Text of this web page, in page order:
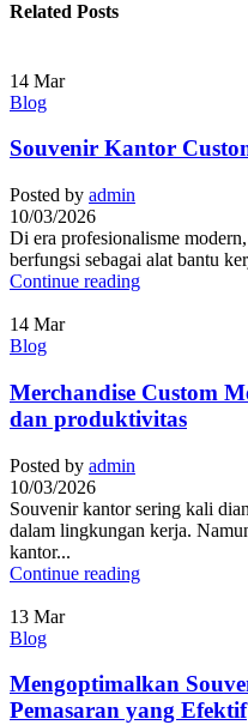
Related Posts
14 Mar
Blog
Souvenir Kantor
Posted by admin
10/03/2026
Di era profesionalisme
berfungsi sebagai alat bantu
Continue reading
14 Mar
Blog
Merchandise Custom
dan produktivitas
Posted by admin
10/03/2026
Souvenir kantor sering kali
dalam lingkungan kerja.
kantor...
Continue reading
13 Mar
Blog
Mengoptimalkan
Pemasaran yang Efektif